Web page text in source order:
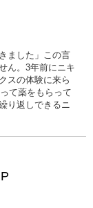
ました」この言
ん。3年前にニキ
スの体験に来ら
て薬をもらって
り返しできるニ